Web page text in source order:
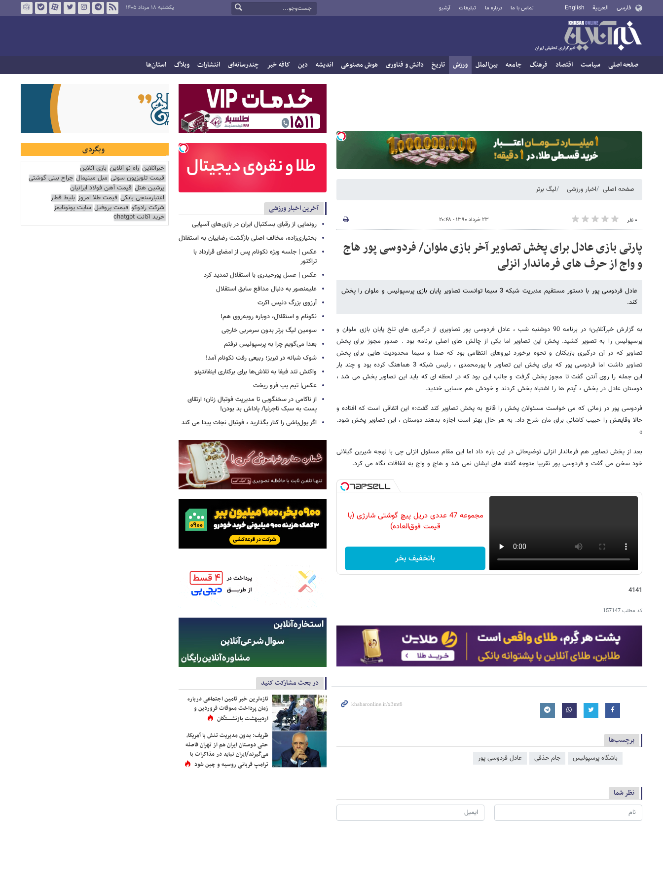
فارسی العربية English تماس با ما درباره ما تبلیغات آرشیو یکشنبه ۱۸ مرداد ۱۴۰۵
صفحه اصلی سیاست اقتصاد فرهنگ جامعه بین‌الملل ورزش تاریخ دانش و فناوری هوش مصنوعی اندیشه دین کافه خبر چندرسانه‌ای انتشارات وبلاگ استان‌ها
صفحه اصلی اخبار ورزشی لیگ برتر
۰ نفر ۲۳ خرداد ۱۳۹۰ - ۲۰:۴۸
پارتی بازی عادل برای پخش تصاویر آخر بازی ملوان/ فردوسی پور هاج
و واج از حرف های فرماندار انزلی
عادل فردوسی پور با دستور مستقیم مدیریت شبکه 3 سیما توانست تصاویر پایان بازی پرسپولیس و ملوان را پخش
کند.
به گزارش خبرآنلاین؛ در برنامه 90 دوشنبه شب ، عادل فردوسی پور تصاویری از درگیری های تلخ پایان بازی ملوان و
پرسپولیس را به تصویر کشید. پخش این تصاویر اما یکی از چالش های اصلی برنامه بود . صدور مجوز برای پخش
تصاویر که در آن درگیری بازیکنان و نحوه برخورد نیروهای انتظامی بود که صدا و سیما محدودیت هایی برای پخش
تصاویر داشت اما فردوسی پور که برای پخش این تصاویر با پورمحمدی ، رئیس شبکه 3 هماهنگ کرده بود و چند بار
این جمله را روی آنتن گفت تا مجوز پخش گرفت و جالب این بود که در لحظه ای که باید این تصاویر پخش می شد ،
دوستان عادل در پخش ، آیتم ها را اشتباه پخش کردند و خودش هم حسابی خندید.
فردوسی پور در زمانی که می خواست مسئولان پخش را قانع به پخش تصاویر کند گفت:« این اتفاقی است که افتاده و
حالا وقایعش را حبیب کاشانی برای مان شرح داد. به هر حال بهتر است اجازه بدهند دوستان ، این تصاویر پخش شود.
»
بعد از پخش تصاویر هم فرماندار انزلی توضیحاتی در این باره داد اما این مقام مسئول انزلی چی با لهجه شیرین گیلانی
خود سخن می گفت و فردوسی پور تقریبا متوجه گفته های ایشان نمی شد و هاج و واج به اتفاقات نگاه می کرد.
مجموعه 47 عددی دریل پیچ گوشتی شارژی‌ (با
قیمت فوق‌العاده)
باتخفیف بخر
4141
کد مطلب157147
برچسب‌ها
باشگاه پرسپولیس جام حذفی عادل فردوسی‌ پور
نظر شما
آخرین اخبار ورزشی
رونمایی از رقبای بسکتبال ایران در بازی‌های آسیایی
بختیاری‌زاده، مخالف اصلی بازگشت رضاییان به استقلال
عکس | جلسه ویژه نکونام پس از امضای قرارداد با
تراکتور
عکس | عسل پورحیدری با استقلال تمدید کرد
علیمنصور به دنبال مدافع سابق استقلال
آرزوی بزرگ دنیس اکرت
نکونام و استقلال، دوباره روبه‌روی هم!
سومین لیگ برتر بدون سرمربی خارجی
بعدا می‌گویم چرا به پرسپولیس نرفتم
شوک شبانه در تبریز؛ ربیعی رفت نکونام آمد!
واکنش تند فیفا به تلاش‌ها برای برکناری اینفانتینو
عکس| تیم پپ فرو ریخت
از ناکامی در سخنگویی تا مدیریت فوتبال زنان؛ ارتقای
پست به سبک تاجرنیا/ پاداش بد بودن!
اگر پول‌پاشی را کنار بگذارید ، فوتبال نجات پیدا می کند
در بحث مشارکت کنید
تازه‌ترین خبر تامین اجتماعی درباره
زمان پرداخت معوقات فروردین و
اردیبهشت بازنشستگان
ظریف: بدون مدیریت تنش با آمریکا،
حتی دوستان ایران هم از تهران فاصله
می‌گیرند/ایران نباید در مذاکرات با
ترامپ قربانی روسیه و چین شود
وبگردی
خبرآنلاین راه نو آنلاین بازی آنلاین
قیمت تلویزیون سونی مبل مینیمال جراح بینی گوشتی
پرشین هتل قیمت آهن فولاد ایرانیان
اعتبارسنجی بانکی قیمت طلا امروز بلیط قطار
شرکت رادوکو قیمت پروفیل سایت یوتوتایمز
خرید اکانت chatgpt